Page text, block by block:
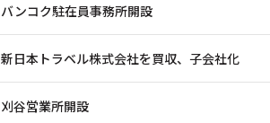
バンコク駐在員事務所開設
新日本トラベル株式会社を買収、子会社化
刈谷営業所開設